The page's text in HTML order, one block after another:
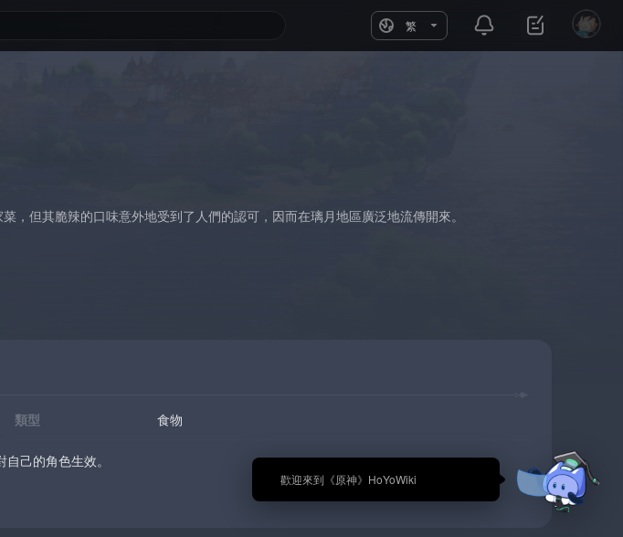
繁
🎉 歡迎來到《原神》HoYoWiki
，但其脆辣的口味意外地受到了人們的認可，因而在璃月地區廣泛地流傳開來。
類型 食物
己的角色生效。